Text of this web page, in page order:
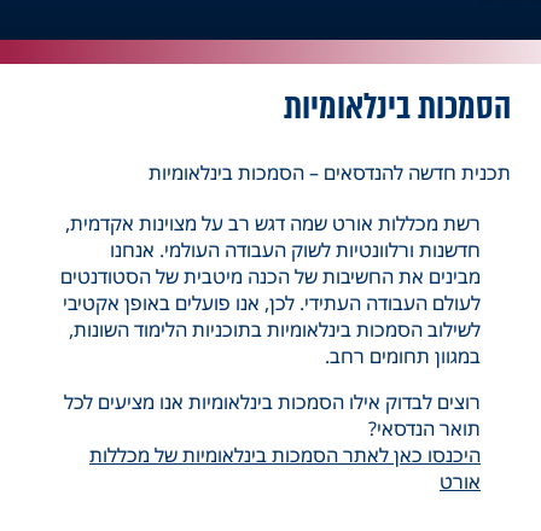
הסמכות בינלאומיות
תכנית חדשה להנדסאים – הסמכות בינלאומיות
רשת מכללות אורט שמה דגש רב על מצוינות אקדמית,
חדשנות ורלוונטיות לשוק העבודה העולמי. אנחנו
מבינים את החשיבות של הכנה מיטבית של הסטודנטים
לעולם העבודה העתידי. לכן, אנו פועלים באופן אקטיבי
לשילוב הסמכות בינלאומיות בתוכניות הלימוד השונות,
במגוון תחומים רחב.
רוצים לבדוק אילו הסמכות בינלאומיות אנו מציעים לכל
תואר הנדסאי?
היכנסו כאן לאתר הסמכות בינלאומיות של מכללות
אורט